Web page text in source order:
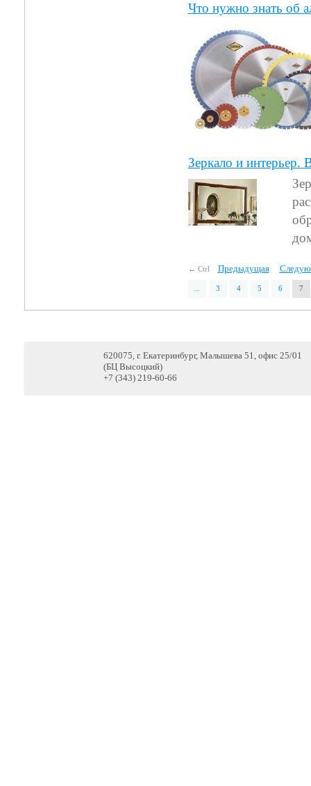
Что нужно знать об
Зеркало и интерьер.
← Ctrl Предыдущая
3 4 5 6 7
620075, г. Екатеринбург, Малышева 51, офис 25/01
(БЦ Высоцкий)
+7 (343) 219-60-66